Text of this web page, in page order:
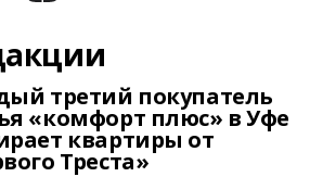
третий покупатель
«комфорт плюс» в Уфе
квартиры от
Треста»